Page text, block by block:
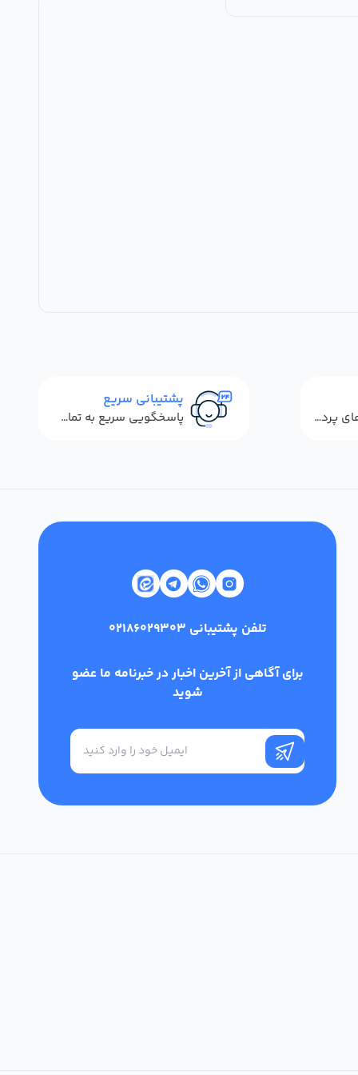
استفاده از روش‌های پرداخت امن
پشتیبانی سریع
پاسخگویی سریع به تماس‌ها و پیام‌ها
تلفن پشتیبانی 02186029303
برای آگاهی از آخرین اخبار در خبرنامه ما عضو
شوید